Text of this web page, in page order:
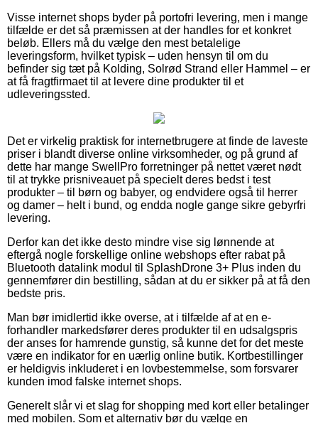
Visse internet shops byder på portofri levering, men i mange
tilfælde er det så præmissen at der handles for et konkret
beløb. Ellers må du vælge den mest betalelige
leveringsform, hvilket typisk – uden hensyn til om du
befinder sig tæt på Kolding, Solrød Strand eller Hammel – er
at få fragtfirmaet til at levere dine produkter til et
udleveringssted.
Det er virkelig praktisk for internetbrugere at finde de laveste
priser i blandt diverse online virksomheder, og på grund af
dette har mange SwellPro forretninger på nettet været nødt
til at trykke prisniveauet på specielt deres bedst i test
produkter – til børn og babyer, og endvidere også til herrer
og damer – helt i bund, og endda nogle gange sikre gebyrfri
levering.
Derfor kan det ikke desto mindre vise sig lønnende at
eftergå nogle forskellige online webshops efter rabat på
Bluetooth datalink modul til SplashDrone 3+ Plus inden du
gennemfører din bestilling, sådan at du er sikker på at få den
bedste pris.
Man bør imidlertid ikke overse, at i tilfælde af at en e-
forhandler markedsfører deres produkter til en udsalgspris
der anses for hamrende gunstig, så kunne det for det meste
være en indikator for en uærlig online butik. Kortbestillinger
er heldigvis inkluderet i en lovbestemmelse, som forsvarer
kunden imod falske internet shops.
Generelt slår vi et slag for shopping med kort eller betalinger
med mobilen. Som et alternativ bør du vælge en